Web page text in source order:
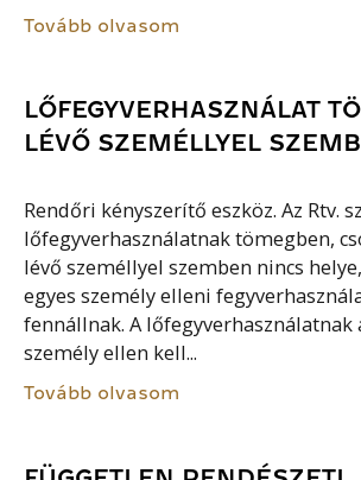
Tovább olvasom
LŐFEGYVERHASZNÁLAT
LÉVŐ SZEMÉLLYEL
Rendőri kényszerítő eszköz. Az Rtv.
lőfegyverhasználatnak tömegben,
lévő személlyel szemben nincs
egyes személy elleni
fennállnak. A lőfegyverhasználatnak
személy ellen kell...
Tovább olvasom